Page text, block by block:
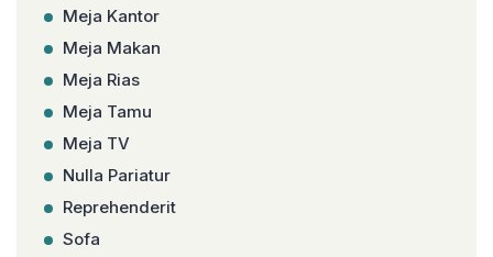
Meja Kantor
Meja Makan
Meja Rias
Meja Tamu
Meja TV
Nulla Pariatur
Reprehenderit
Sofa